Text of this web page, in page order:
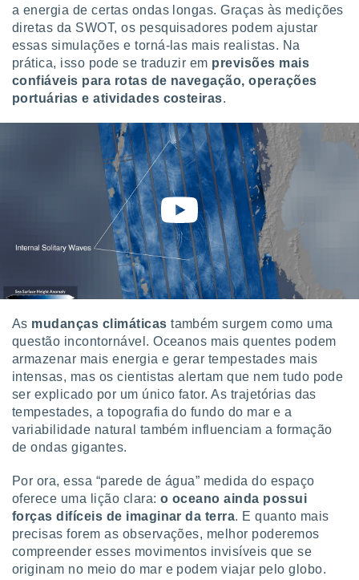
a energia de certas ondas longas. Graças às medições
diretas da SWOT, os pesquisadores podem ajustar
essas simulações e torná-las mais realistas. Na
prática, isso pode se traduzir em previsões mais
confiáveis para rotas de navegação, operações
portuárias e atividades costeiras.
As mudanças climáticas também surgem como uma
questão incontornável. Oceanos mais quentes podem
armazenar mais energia e gerar tempestades mais
intensas, mas os cientistas alertam que nem tudo pode
ser explicado por um único fator. As trajetórias das
tempestades, a topografia do fundo do mar e a
variabilidade natural também influenciam a formação
de ondas gigantes.
Por ora, essa “parede de água” medida do espaço
oferece uma lição clara: o oceano ainda possui
forças difíceis de imaginar da terra. E quanto mais
precisas forem as observações, melhor poderemos
compreender esses movimentos invisíveis que se
originam no meio do mar e podem viajar pelo globo.